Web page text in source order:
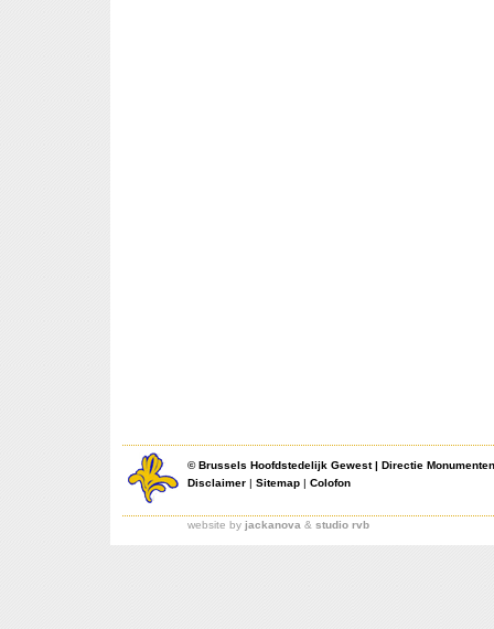
©Brussels Hoofdstedelijk Gewest| Directie
Disclaimer | Sitemap | Colofon
website by jackanova & studio rvb